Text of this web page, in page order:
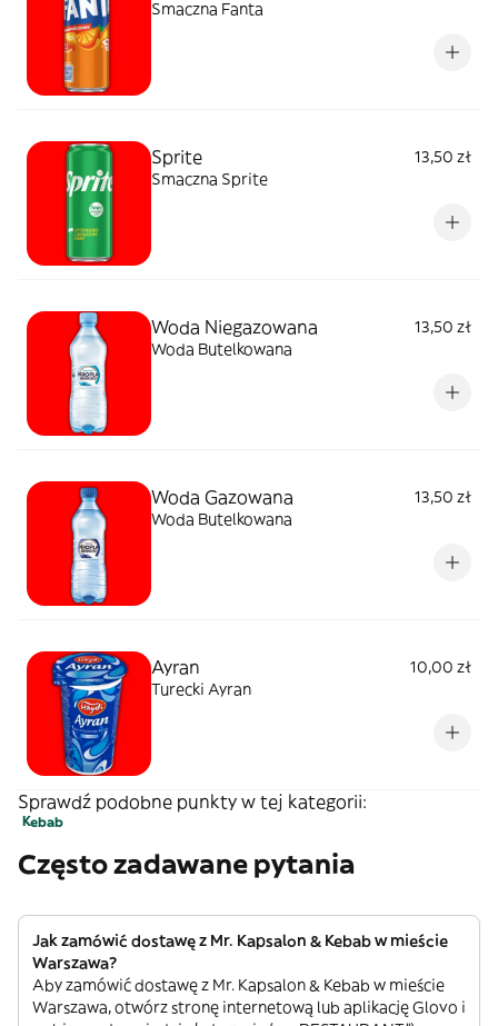
Smaczna Fanta
Sprite
13,50 zł
Smaczna Sprite
Woda Niegazowana
13,50 zł
Woda Butelkowana
Woda Gazowana
13,50 zł
Woda Butelkowana
Ayran
10,00 zł
Turecki Ayran
Sprawdź podobne punkty w tej kategorii:
Kebab
Często zadawane pytania
Jak zamówić dostawę z Mr. Kapsalon & Kebab w mieście
Warszawa?
Aby zamówić dostawę z Mr. Kapsalon & Kebab w mieście
Warszawa, otwórz stronę internetową lub aplikację Glovo i